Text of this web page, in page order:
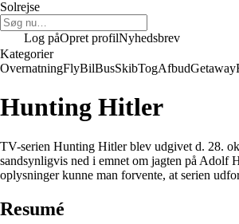
Solrejse
Log påOpret profilNyhedsbrev
Kategorier
OvernatningFlyBilBusSkibTogAfbudGetaway
Hunting Hitler
TV-serien Hunting Hitler blev udgivet d. 28.
sandsynligvis ned i emnet om jagten på Adolf
oplysninger kunne man forvente, at serien
Resumé